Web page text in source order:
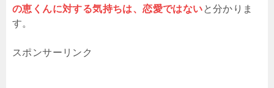
の恵くんに対する気持ちは、恋愛ではないと分かりま
す。
スポンサーリンク